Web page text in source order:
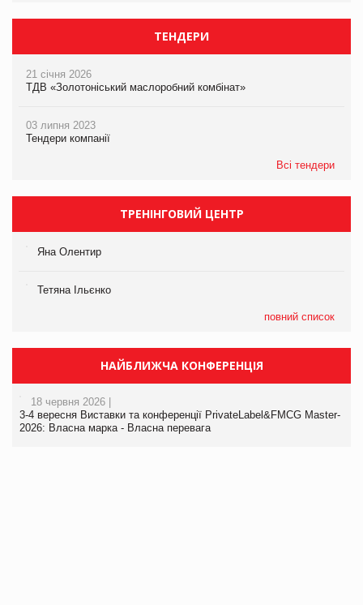
ТЕНДЕРИ
21 січня 2026
ТДВ «Золотоніський маслоробний комбінат»
03 липня 2023
Тендери компанії
Всі тендери
ТРЕНІНГОВИЙ ЦЕНТР
Яна Олентир
Тетяна Ільєнко
повний список
НАЙБЛИЖЧА КОНФЕРЕНЦІЯ
18 червня 2026 |
3-4 вересня Виставки та конференції PrivateLabel&FMCG Master-
2026: Власна марка - Власна перевага